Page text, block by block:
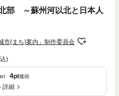
部 ～蘇州河以北と日本人
市(まち)案内」制作委員会
)
4pt獲得
詳細